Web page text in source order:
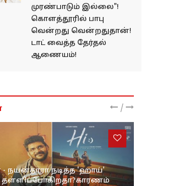
முரண்பாடும் இல்லை"!
கொளத்தூரில் பாபு
வென்றது வென்றதுதான்!
டாட் வைத்த தேர்தல்
ஆணையம்!
/
- நயன்தாரா நடித்த 'ஹாய்'
தள்ளிப்போகிறதா?காரணம்